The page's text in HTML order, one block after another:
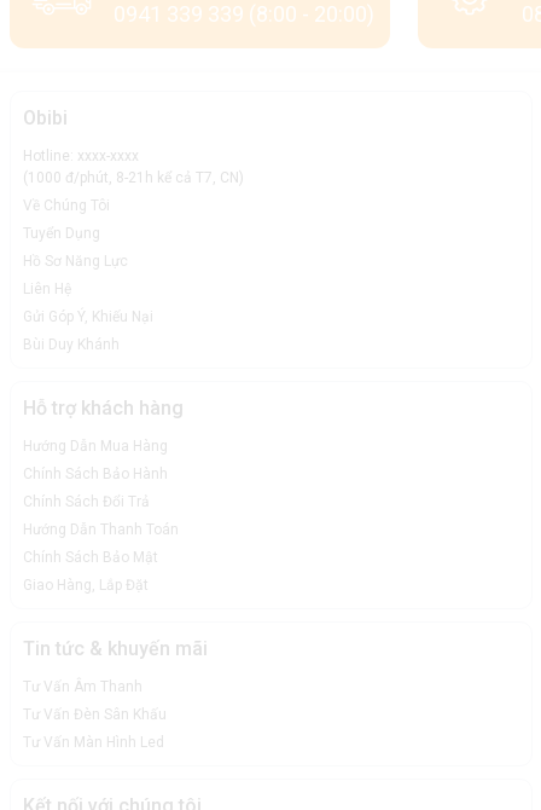
0941 339 339 (8:00 - 20:00)
Obibi
Hotline: xxxx-xxxx
(1000 đ/phút, 8-21h kể cả T7, CN)
Về Chúng Tôi
Tuyển Dụng
Hồ Sơ Năng Lực
Liên Hệ
Gửi Góp Ý, Khiếu Nại
Bùi Duy Khánh
Hỗ trợ khách hàng
Hướng Dẫn Mua Hàng
Chính Sách Bảo Hành
Chính Sách Đổi Trả
Hướng Dẫn Thanh Toán
Chính Sách Bảo Mật
Giao Hàng, Lắp Đặt
Tin tức & khuyến mãi
Tư Vấn Âm Thanh
Tư Vấn Đèn Sân Khấu
Tư Vấn Màn Hình Led